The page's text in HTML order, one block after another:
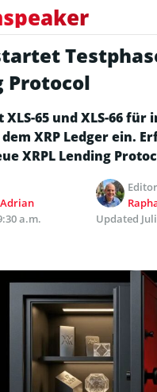
Protocol
XLS-65 und XLS-66
XRP Ledger ein.
XRPL Lending
Editor
a.m.
Updated